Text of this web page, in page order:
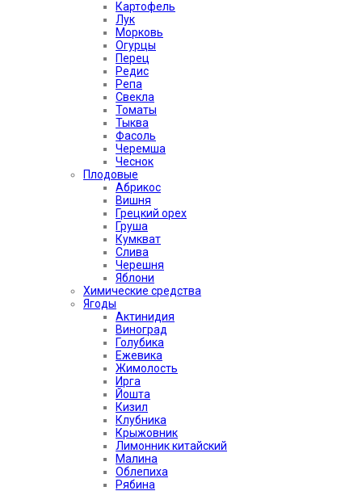
Картофель
Лук
Морковь
Огурцы
Перец
Редис
Репа
Свекла
Томаты
Тыква
Фасоль
Черемша
Чеснок
Плодовые
Абрикос
Вишня
Грецкий орех
Груша
Кумкват
Слива
Черешня
Яблони
Химические средства
Ягоды
Актинидия
Виноград
Голубика
Ежевика
Жимолость
Ирга
Йошта
Кизил
Клубника
Крыжовник
Лимонник китайский
Малина
Облепиха
Рябина